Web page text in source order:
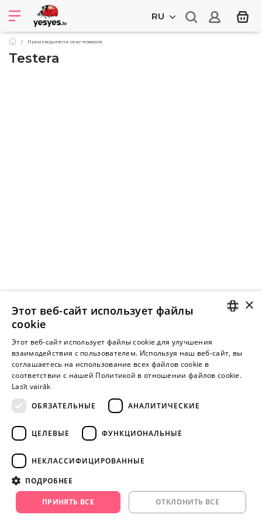
RU
Производители секс-товаров
Testera
Внимание! Yesyes.lv содержит откровенную сексуальную
информацию и изо.
ПРОДОЛЖАЙТЕ
facebook.com/yesyes.lv
Instagram/yesyes.lv
RUSSIAN
×
Этот веб-сайт использует файлы
cookie
Этот веб-сайт использует файлы cookie для улучшения
взаимодействия с пользователем. Используя наш веб-сайт, вы
соглашаетесь на использование всех файлов cookie в
соответствии с нашей Политикой в ​​отношении файлов cookie.
Lasīt vairāk
ОБЯЗАТЕЛЬНЫЕ
АНАЛИТИЧЕСКИЕ
ЦЕЛЕВЫЕ ФУНКЦИОНАЛЬНЫЕ
НЕКЛАССИФИЦИРОВАННЫЕ
ПОДРОБНЕЕ
ПРИНЯТЬ ВСЕ ОТКЛОНИТЬ ВСЕ